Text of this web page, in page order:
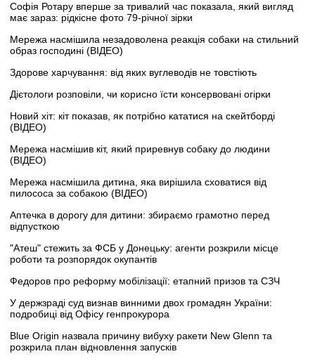
Софія Ротару вперше за тривалий час показала, який вигляд
має зараз: рідкісне фото 79-річної зірки
Мережа насмішила незадоволена реакція собаки на стильний
образ господині (ВІДЕО)
Здорове харчування: від яких вуглеводів не товстіють
Дієтологи розповіли, чи корисно їсти консервовані огірки
Новий хіт: кіт показав, як потрібно кататися на скейтборді
(ВІДЕО)
Мережа насмішив кіт, який приревнув собаку до людини
(ВІДЕО)
Мережа насмішила дитина, яка вирішила сховатися від
пилососа за собакою (ВІДЕО)
Аптечка в дорогу для дитини: збираємо грамотно перед
відпусткою
"Атеш" стежить за ФСБ у Донецьку: агенти розкрили місце
роботи та розпорядок окупантів
Федоров про реформу мобілізації: етапний призов та СЗЧ
У держзраді суд визнав винними двох громадян України:
подробиці від Офісу генпрокурора
Blue Origin назвала причину вибуху ракети New Glenn та
розкрила план відновлення запусків